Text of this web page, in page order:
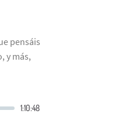
pensáis
y más,